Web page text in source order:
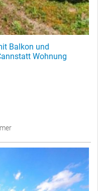
Balkon und
Wohnung